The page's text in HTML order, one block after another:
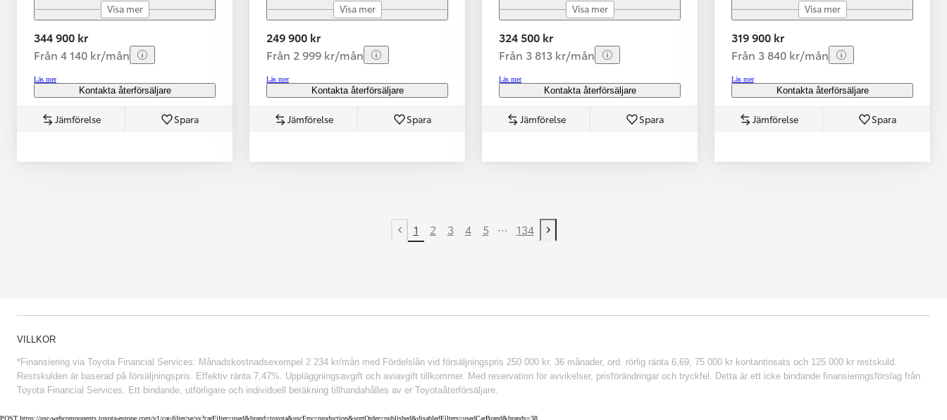
Visa mer
344 900 kr
Från 4 140 kr/mån
Läs mer
Kontakta återförsäljare
Jämförelse Spara
Visa mer
249 900 kr
Från 2 999 kr/mån
Läs mer
Kontakta återförsäljare
Jämförelse Spara
Visa mer
324 500 kr
Från 3 813 kr/mån
Läs mer
Kontakta återförsäljare
Jämförelse Spara
Visa mer
319 900 kr
Från 3 840 kr/mån
Läs mer
Kontakta återförsäljare
Jämförelse Spara
Previous page
1 2 3 4 5 ... 134
Next page
VILLKOR
*Finansiering via Toyota Financial Services: Månadskostnadsexempel 2 234 kr/mån med Fördelslån vid försäljningspris 250 000 kr, 36 månader, ord. rörlig ränta 6,69, 75 000 kr kontantinsats och 125 000 kr restskuld.
Restskulden är baserad på försäljningspris. Effektiv ränta 7,47%. Uppläggningsavgift och aviavgift tillkommer. Med reservation för avvikelser, prisförändringar och tryckfel. Detta är ett icke bindande finansieringsförslag från
Toyota Financial Services. Ett bindande, utförligare och individuell beräkning tillhandahålles av er Toyotaåterförsäljare.
POST https://usc-webcomponents.toyota-europe.com/v1/car-filter/se/sv?carFilter=used&brand=toyota&uscEnv=production&sortOrder=published&disabledFilters=usedCarBrand&brands=38